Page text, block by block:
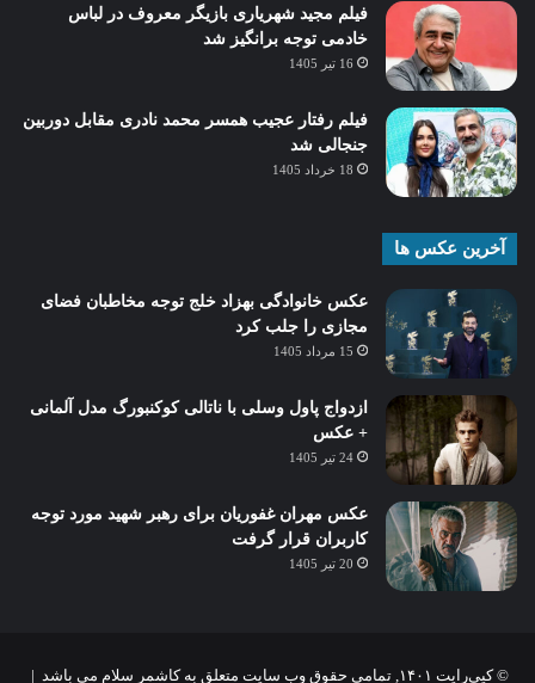
فیلم مجید شهریاری بازیگر معروف در لباس
خادمی توجه برانگیز شد
16 تیر 1405
فیلم رفتار عجیب همسر محمد نادری مقابل دوربین
جنجالی شد
18 خرداد 1405
آخرین عکس ها
عکس خانوادگی بهزاد خلج توجه مخاطبان فضای
مجازی را جلب کرد
15 مرداد 1405
ازدواج پاول وسلی با ناتالی کوکنبورگ مدل آلمانی
+ عکس
24 تیر 1405
عکس مهران غفوریان برای رهبر شهید مورد توجه
کاربران قرار گرفت
20 تیر 1405
© کپی‌رایت ۱۴۰۱, تمامی حقوق وب سایت متعلق به کاشمر سلام می باشد |